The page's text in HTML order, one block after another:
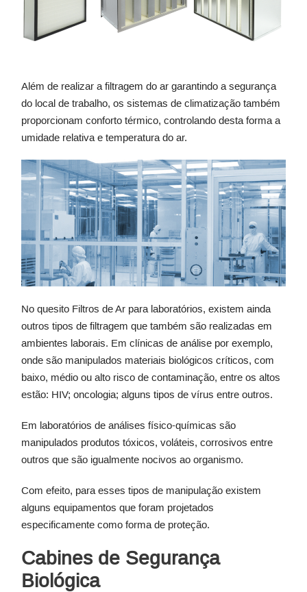
Além de realizar a filtragem do ar garantindo a segurança
do local de trabalho, os sistemas de climatização também
proporcionam conforto térmico, controlando desta forma a
umidade relativa e temperatura do ar.
No quesito Filtros de Ar para laboratórios, existem ainda
outros tipos de filtragem que também são realizadas em
ambientes laborais. Em clínicas de análise por exemplo,
onde são manipulados materiais biológicos críticos, com
baixo, médio ou alto risco de contaminação, entre os altos
estão: HIV; oncologia; alguns tipos de vírus entre outros.
Em laboratórios de análises físico-químicas são
manipulados produtos tóxicos, voláteis, corrosivos entre
outros que são igualmente nocivos ao organismo.
Com efeito, para esses tipos de manipulação existem
alguns equipamentos que foram projetados
especificamente como forma de proteção.
Cabines de Segurança
Biológica